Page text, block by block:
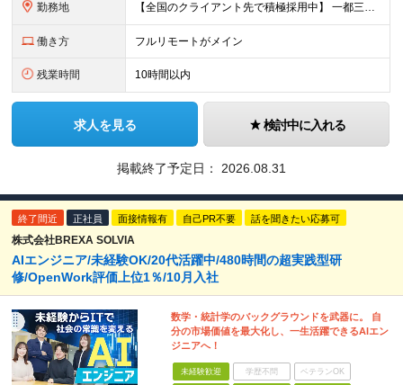
勤務地 【全国のクライアント先で積極採用中】 一都三県／関西／九州／東海を中心に全国の案件をご用意。 ★完全在宅勤務も可！ ★プロジェクトは完全選択制 ★フルリモート案件の選択も可能 【100％希望の案件に
働き方 フルリモートがメイン
残業時間 10時間以内
求人を見る 検討中に入れる
掲載終了予定日： 2026.08.31
終了間近 正社員 面接情報有 自己PR不要 話を聞きたい応募可
株式会社BREXA SOLVIA
AIエンジニア/未経験OK/20代活躍中/480時間の超実践型研
修/OpenWork評価上位1％/10月入社
数学・統計学のバックグラウンドを武器に。 自
分の市場価値を最大化し、一生活躍できるAIエン
ジニアへ！
未経験歓迎 学歴不問 ベテランOK